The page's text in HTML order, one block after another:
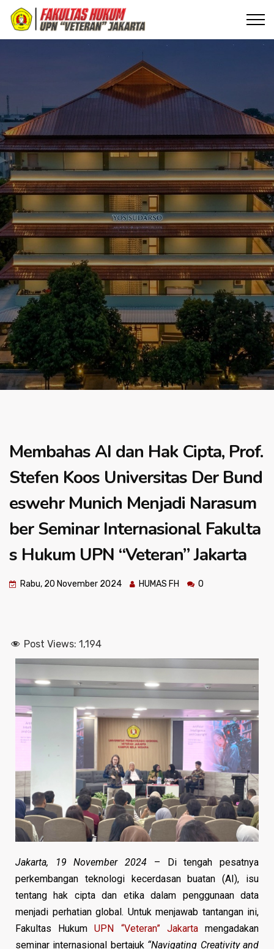
Membahas AI dan Hak Cipta, Prof.
Stefen Koos Universitas Der Bund
eswehr Munich Menjadi Narasum
ber Seminar Internasional Fakulta
s Hukum UPN “Veteran” Jakarta
Rabu, 20 November 2024 HUMAS FH 0
Post Views: 1,194
Jakarta, 19 November 2024 – Di tengah pesatnya
perkembangan teknologi kecerdasan buatan (AI), isu
tentang hak cipta dan etika dalam penggunaan data
menjadi perhatian global. Untuk menjawab tantangan ini,
Fakultas HukumUPN “Veteran” Jakartamengadakan
seminar internasional bertajuk “Navigating Creativity and